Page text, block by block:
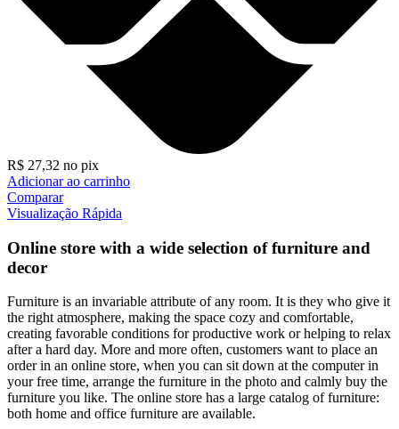
R$ 27,32 no pix
Adicionar ao carrinho
Comparar
Visualização Rápida
Online store with a wide selection of furniture and
decor
Furniture is an invariable attribute of any room. It is they who give it
the right atmosphere, making the space cozy and comfortable,
creating favorable conditions for productive work or helping to relax
after a hard day. More and more often, customers want to place an
order in an online store, when you can sit down at the computer in
your free time, arrange the furniture in the photo and calmly buy the
furniture you like. The online store has a large catalog of furniture:
both home and office furniture are available.